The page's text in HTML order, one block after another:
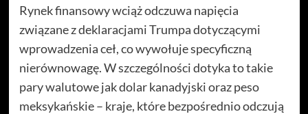
Rynek finansowy wciąż odczuwa napięcia
związane z deklaracjami Trumpa dotyczącymi
wprowadzenia ceł, co wywołuje specyficzną
nierównowagę. W szczególności dotyka to takie
pary walutowe jak dolar kanadyjski oraz peso
meksykańskie – kraje, które bezpośrednio odczują